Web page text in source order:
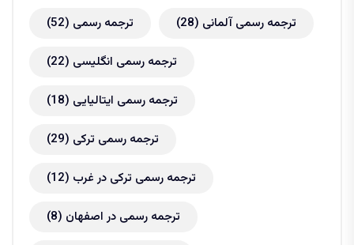
ترجمه رسمی (52) ترجمه رسمی آلمانی (28)
ترجمه رسمی انگلیسی (22)
ترجمه رسمی ایتالیایی (18)
ترجمه رسمی ترکی (29)
ترجمه رسمی ترکی در غرب (12)
ترجمه رسمی در اصفهان (8)